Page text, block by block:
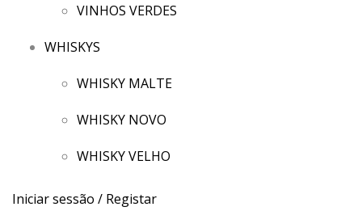
VINHOS VERDES
WHISKYS
WHISKY MALTE
WHISKY NOVO
WHISKY VELHO
Iniciar sessão / Registar